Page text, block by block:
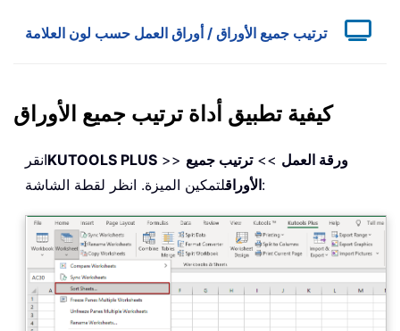
ترتيب جميع الأوراق / أوراق العمل حسب لون العلامة
كيفية تطبيق أداة ترتيب جميع الأوراق
انقرKUTOOLS PLUS >> ورقة العمل >>ترتيب جميع
الأوراقلتمكين الميزة. انظر لقطة الشاشة: